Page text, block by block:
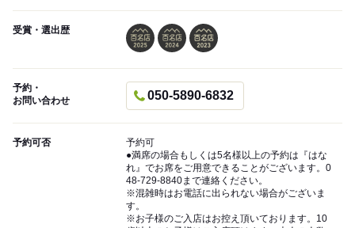
受賞・選出歴
予約・
お問い合わせ
050-5890-6832
予約可否
予約可
●満席の場合もしくは5名様以上の予約は『はな
れ』でお席をご用意できることがございます。0
48-729-8840まで連絡ください。
※混雑時はお電話に出られない場合がございま
す。
※お子様のご入店はお控え頂いております。10